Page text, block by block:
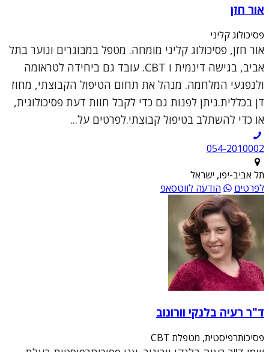
אור חזן
פסיכולוג קליני
אור חזן, פסיכולוג קליני מומחה. מטפל במבוגרים ונוער בתל
אביב, בגישה דינמית ו CBT. עובד גם ביחידה לטראומה
ולנפגעי המלחמה. מנהל את תחום הטיפול הקבוצתי, מחוז
דן בכללית.ניתן לפנות גם כדי לקבל חוות דעת פסיכולוגית,
או כדי להשתלב בטיפול קבוצתי.לפרטים על...
054-2010002
תל אביב-יפו, ישראל
לפרטים
הודעה לווטסאפ
ד"ר רעיה בלנקי וורונוב
פסיכותרפיסטית, מטפלת CBT